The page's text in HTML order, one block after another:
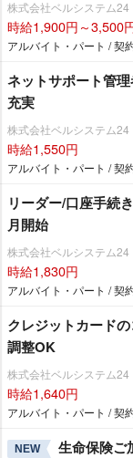
株式会社ベルシステム24
時給1,900円～3,500
アルバイト・パート / 契
ネットサポート管
充実
株式会社ベルシステム24
時給1,550円
アルバイト・パート / 契
リーダー/口座手続
月開始
株式会社ベルシステム24
時給1,830円
アルバイト・パート / 契
クレジットカード
調整OK
株式会社ベルシステム24
時給1,640円
アルバイト・パート / 契
NEW
生命保険ご